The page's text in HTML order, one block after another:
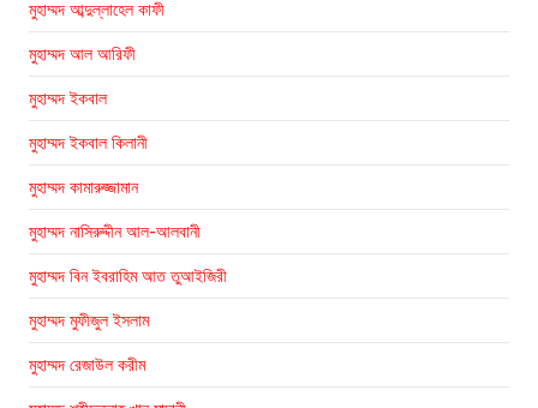
মুহাম্মদ আব্দুল্লাহেল কাফী
মুহাম্মদ আল আরিফী
মুহাম্মদ ইকবাল
মুহাম্মদ ইকবাল কিলানী
মুহাম্মদ কামারুজ্জামান
মুহাম্মদ নাসিরুদ্দীন আল-আলবানী
মুহাম্মদ বিন ইবরাহিম আত তুআইজিরী
মুহাম্মদ মুফীজুল ইসলাম
মুহাম্মদ রেজাউল করীম